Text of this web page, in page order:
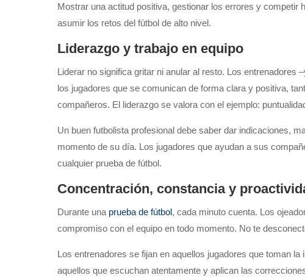
Mostrar una actitud positiva, gestionar los errores y
asumir los retos del fútbol de alto nivel.
Liderazgo y trabajo en equipo
Liderar no significa gritar ni anular al resto. Los
los jugadores que se comunican de forma clara y positiva,
compañeros. El liderazgo se valora con el ejemplo:
Un buen futbolista profesional debe saber dar indicaciones,
momento de su día. Los jugadores que ayudan a sus
cualquier prueba de fútbol.
Concentración, constancia y
Durante una prueba de fútbol, cada minuto cuenta. Los
compromiso con el equipo en todo momento. No te
Los entrenadores se fijan en aquellos jugadores que toman
aquellos que escuchan atentamente y aplican las